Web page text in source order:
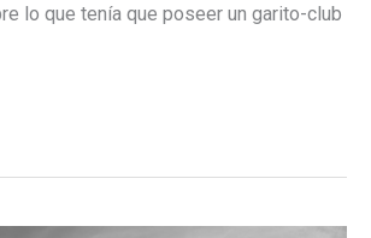
lo que tenía que poseer un garito-club